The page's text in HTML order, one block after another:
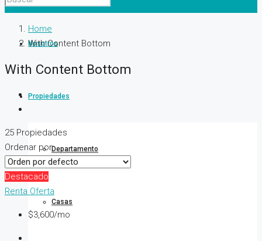
Nosotros
Propiedades
Departamento
Casas
Home
With Content Bottom
With Content Bottom
25 Propiedades
Ordenar por:
Destacado
Renta Oferta
$3,600/mo